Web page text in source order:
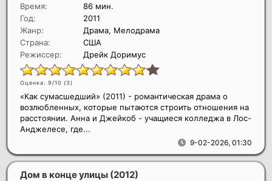
Время:
86 мин.
Год:
2011
Жанр:
Драма, Мелодрама
Страна:
США
Режиссер:
Дрейк Доримус
Оценка: 9/10 (3)
9-02-2026, 01:30
«Как сумасшедший» (2011) - романтическая драма о
возлюбленных, которые пытаются строить отношения на
расстоянии. Анна и Джейкоб - учащиеся колледжа в Лос-
Анджелесе, где...
Дом в конце улицы (2012)